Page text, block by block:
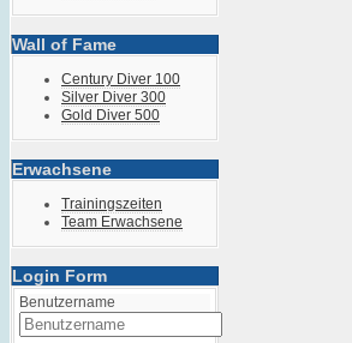
Wall of Fame
Century Diver 100
Silver Diver 300
Gold Diver 500
Erwachsene
Trainingszeiten
Team Erwachsene
Login Form
Benutzername